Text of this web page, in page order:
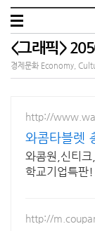
<그래픽>
경제문화 Economy,
http://
와콤타블렛
시 다양한
와콤원,신티크
학교기업특판
http://